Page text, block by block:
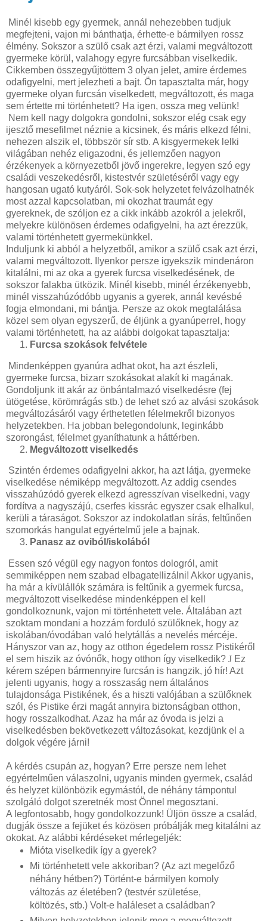
Minél kisebb egy gyermek, annál nehezebben tudjuk
megfejteni, vajon mi bánthatja, érhette-e bármilyen rossz
élmény. Sokszor a szülő csak azt érzi, valami megváltozott
gyermeke körül, valahogy egyre furcsábban viselkedik.
Cikkemben összegyűjtöttem 3 olyan jelet, amire érdemes
odafigyelni, mert jelezheti a bajt. Ön tapasztalta már, hogy
gyermeke olyan furcsán viselkedett, megváltozott, és maga
sem értette mi történhetett? Ha igen, ossza meg velünk!
Nem kell nagy dolgokra gondolni, sokszor elég csak egy
ijesztő mesefilmet néznie a kicsinek, és máris elkezd félni,
nehezen alszik el, többször sír stb. A kisgyermekek lelki
világában nehéz eligazodni, és jellemzően nagyon
érzékenyek a környezetből jövő ingerekre, legyen szó egy
családi veszekedésről, kistestvér születéséről vagy egy
hangosan ugató kutyáról. Sok-sok helyzetet felvázolhatnék
most azzal kapcsolatban, mi okozhat traumát egy
gyereknek, de szóljon ez a cikk inkább azokról a jelekről,
melyekre különösen érdemes odafigyelni, ha azt érezzük,
valami történhetett gyermekünkkel.
Induljunk ki abból a helyzetből, amikor a szülő csak azt érzi,
valami megváltozott. Ilyenkor persze igyekszik mindenáron
kitalálni, mi az oka a gyerek furcsa viselkedésének, de
sokszor falakba ütközik. Minél kisebb, minél érzékenyebb,
minél visszahúzódóbb ugyanis a gyerek, annál kevésbé
fogja elmondani, mi bántja. Persze az okok megtalálása
közel sem olyan egyszerű, de éljünk a gyanúperrel, hogy
valami történhetett, ha az alábbi dolgokat tapasztalja:
Furcsa szokások felvétele
Mindenképpen gyanúra adhat okot, ha azt észleli,
gyermeke furcsa, bizarr szokásokat alakít ki magának.
Gondoljunk itt akár az önbántalmazó viselkedésre (fej
ütögetése, körömrágás stb.) de lehet szó az alvási szokások
megváltozásáról vagy érthetetlen félelmekről bizonyos
helyzetekben. Ha jobban belegondolunk, leginkább
szorongást, félelmet gyaníthatunk a háttérben.
Megváltozott viselkedés
Szintén érdemes odafigyelni akkor, ha azt látja, gyermeke
viselkedése némiképp megváltozott. Az addig csendes
visszahúzódó gyerek elkezd agresszívan viselkedni, vagy
fordítva a nagyszájú, cserfes kissrác egyszer csak elhalkul,
kerüli a táraságot. Sokszor az indokolatlan sírás, feltűnően
szomorkás hangulat egyértelmű jele a bajnak.
Panasz az oviból/iskolából
Essen szó végül egy nagyon fontos dologról, amit
semmiképpen nem szabad elbagatellizálni! Akkor ugyanis,
ha már a kívülállók számára is feltűnik a gyermek furcsa,
megváltozott viselkedése mindenképpen el kell
gondolkoznunk, vajon mi történhetett vele. Általában azt
szoktam mondani a hozzám forduló szülőknek, hogy az
iskolában/óvodában való helytállás a nevelés mércéje.
Hányszor van az, hogy az otthon égedelem rossz Pistikéről
el sem hiszik az óvónők, hogy otthon így viselkedik? J Ez
kérem szépen bármennyire furcsán is hangzik, jó hír! Azt
jelenti ugyanis, hogy a rosszaság nem általános
tulajdonsága Pistikének, és a hiszti valójában a szülőknek
szól, és Pistike érzi magát annyira biztonságban otthon,
hogy rosszalkodhat. Azaz ha már az óvoda is jelzi a
viselkedésben bekövetkezett változásokat, kezdjünk el a
dolgok végére járni!
A kérdés csupán az, hogyan? Erre persze nem lehet
egyértelműen válaszolni, ugyanis minden gyermek, család
és helyzet különbözik egymástól, de néhány támpontul
szolgáló dolgot szeretnék most Önnel megosztani.
A legfontosabb, hogy gondolkozzunk! Üljön össze a család,
dugják össze a fejüket és közösen próbálják meg kitalálni az
okokat. Az alábbi kérdéseket mérlegeljék:
Mióta viselkedik így a gyerek?
Mi történhetett vele akkoriban? (Az azt megelőző
néhány hétben?) Történt-e bármilyen komoly
változás az életében? (testvér születése,
költözés, stb.) Volt-e haláleset a családban?